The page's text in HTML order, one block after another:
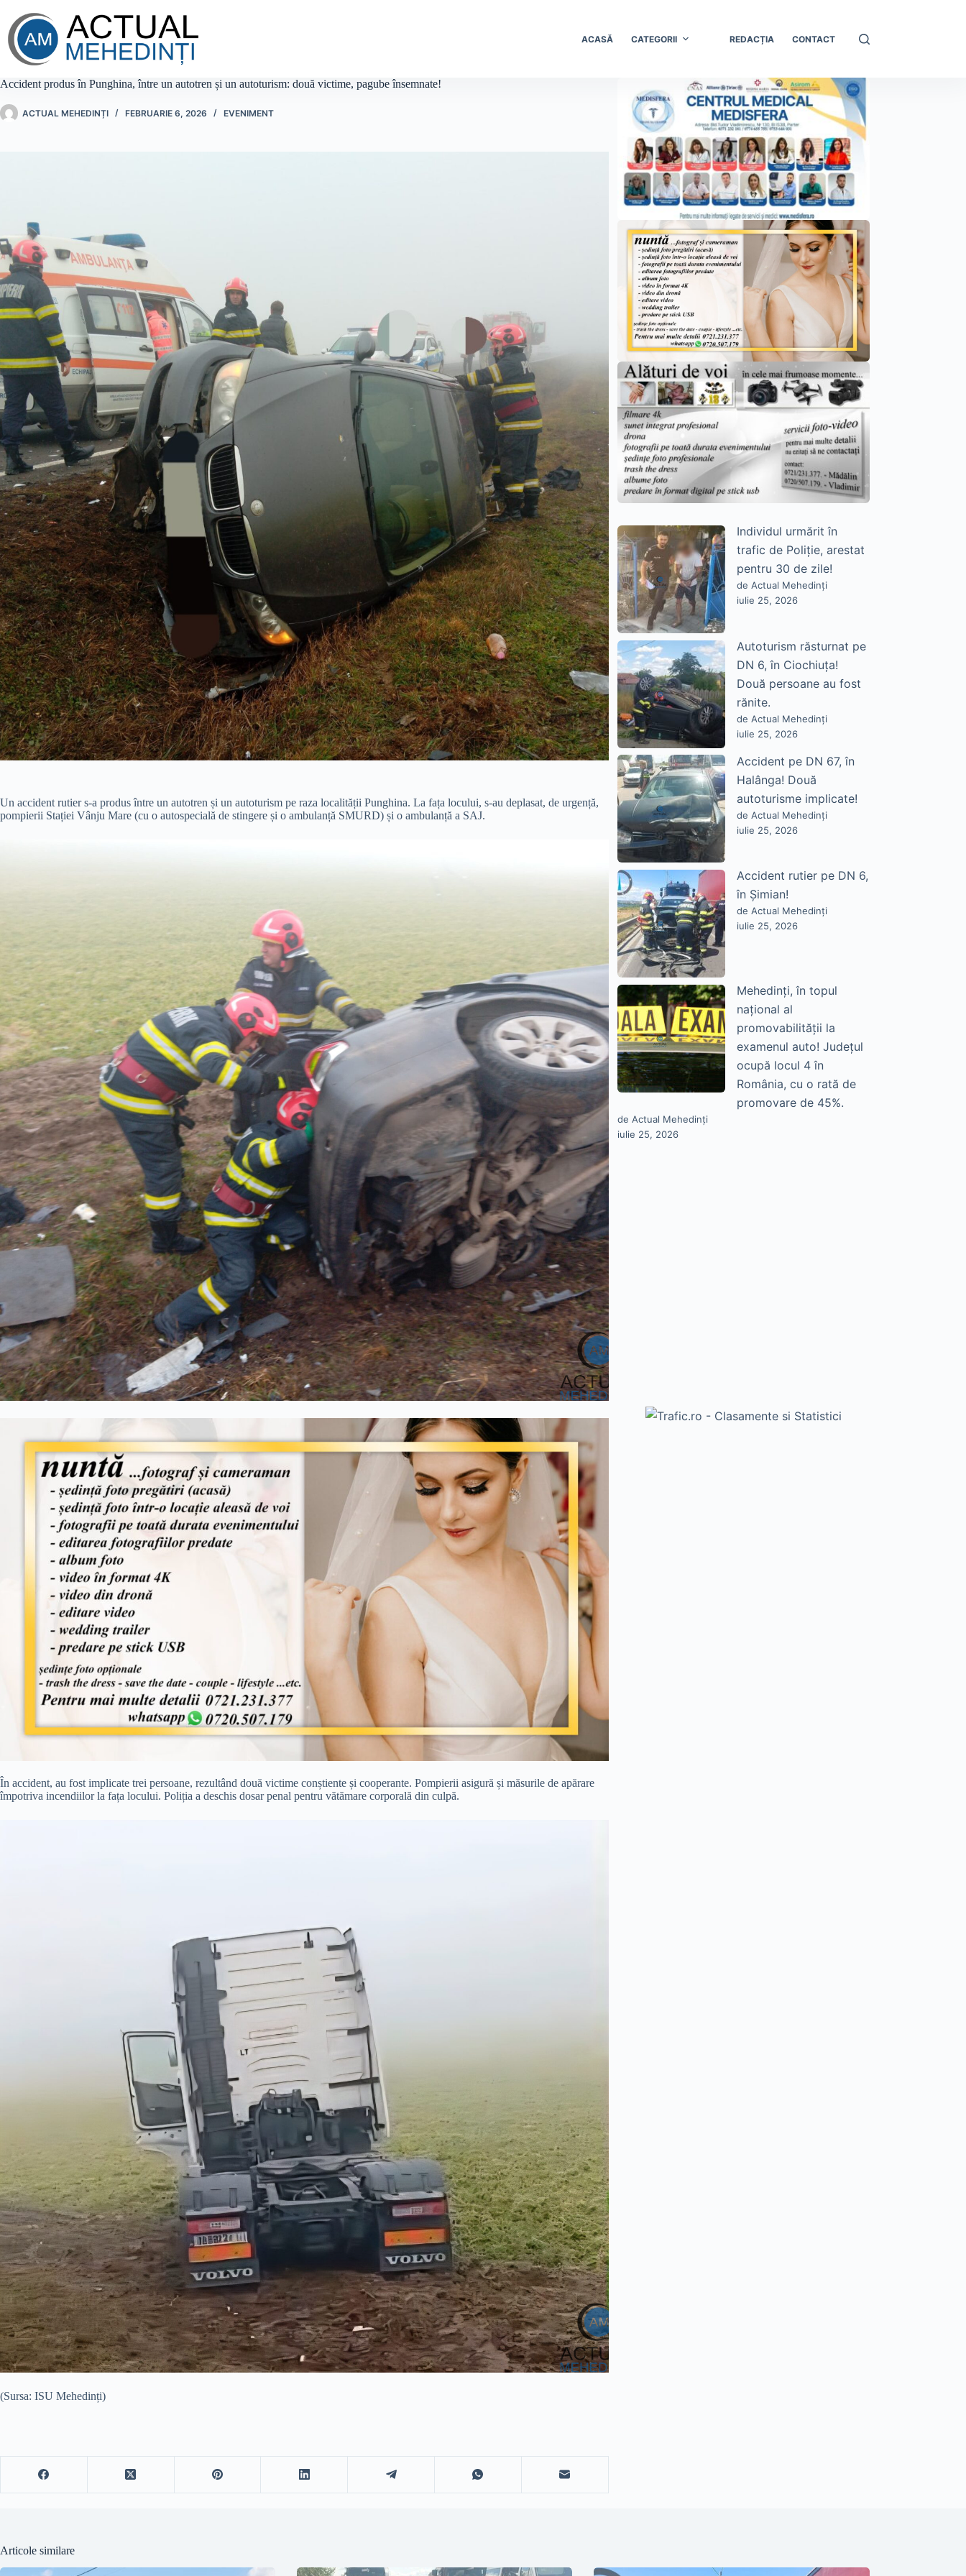
conținut
ACASĂ CATEGORII REDACȚIA CONTACT
Accident produs în Punghina, între un autotren și un autoturism: două victime, pagube însemnate!
ACTUAL MEHEDINȚI FEBRUARIE 6, 2026 EVENIMENT
Un accident rutier s-a produs între un autotren și un autoturism pe raza localității Punghina. La fața locului, s-au deplasat, de urgență,
pompierii Stației Vânju Mare (cu o autospecială de stingere și o ambulanță SMURD) și o ambulanță a SAJ.
În accident, au fost implicate trei persoane, rezultând două victime conștiente și cooperante. Pompierii asigură și măsurile de apărare
împotriva incendiilor la fața locului. Poliția a deschis dosar penal pentru vătămare corporală din culpă.
(Sursa: ISU Mehedinți)
Individul urmărit în
trafic de Poliție, arestat
pentru 30 de zile!
de Actual Mehedinți
iulie 25, 2026
Autoturism răsturnat pe
DN 6, în Ciochiuța!
Două persoane au fost
rănite.
de Actual Mehedinți
iulie 25, 2026
Accident pe DN 67, în
Halânga! Două
autoturisme implicate!
de Actual Mehedinți
iulie 25, 2026
Accident rutier pe DN 6,
în Șimian!
de Actual Mehedinți
iulie 25, 2026
Mehedinți, în topul
național al
promovabilității la
examenul auto! Județul
ocupă locul 4 în
România, cu o rată de
promovare de 45%.
de Actual Mehedinți
iulie 25, 2026
Articole similare